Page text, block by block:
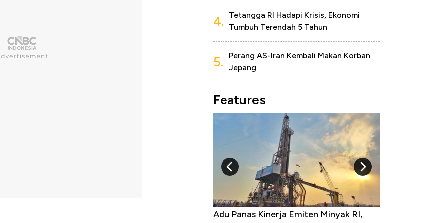
4.
Tetangga RI Hadapi Krisis, Ekonomi
Tumbuh Terendah 5 Tahun
5.
Perang AS-Iran Kembali Makan Korban
Jepang
Features
10 Provinsi dengan Tingkat